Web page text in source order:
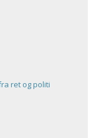
ret og politi